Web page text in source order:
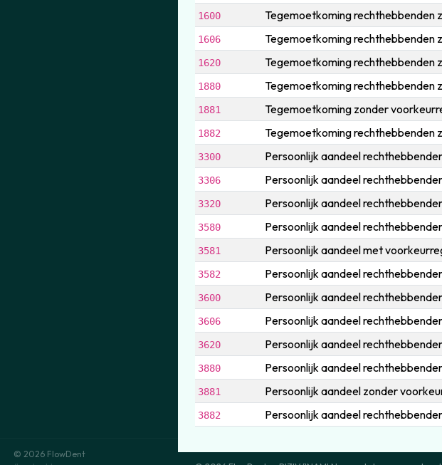
© 2026 FlowDent
1600 Tegemoetkoming rechthebbenden
1606 Tegemoetkoming rechthebbenden
1620 Tegemoetkoming rechthebbenden
1880 Tegemoetkoming rechthebbenden
1881 Tegemoetkoming zonder
1882 Tegemoetkoming rechthebbenden
3300 Persoonlijk aandeel
3306 Persoonlijk aandeel
3320 Persoonlijk aandeel
3580 Persoonlijk aandeel
3581 Persoonlijk aandeel met
3582 Persoonlijk aandeel
3600 Persoonlijk aandeel
3606 Persoonlijk aandeel
3620 Persoonlijk aandeel
3880 Persoonlijk aandeel
3881 Persoonlijk aandeel zonder
3882 Persoonlijk aandeel